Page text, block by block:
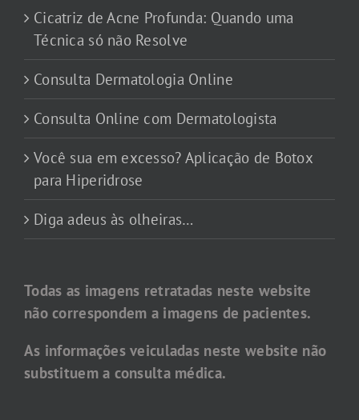
Cicatriz de Acne Profunda: Quando uma
Técnica só não Resolve
Consulta Dermatologia Online
Consulta Online com Dermatologista
Você sua em excesso? Aplicação de Botox
para Hiperidrose
Diga adeus às olheiras…
Todas as imagens retratadas neste website
não correspondem a imagens de pacientes.
As informações veiculadas neste website não
substituem a consulta médica.